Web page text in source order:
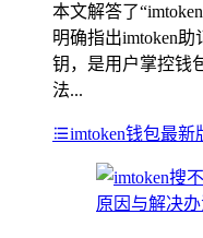
本文解答了
明确指出imtoken
钥，是用户掌控钱
法...
imtoken钱包最新